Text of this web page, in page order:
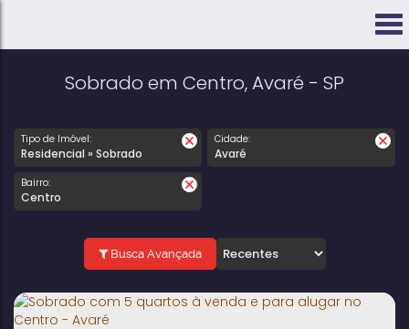
Sobrado em Centro, Avaré - SP
Tipo de Imóvel:
Residencial » Sobrado
Cidade:
Avaré
Bairro:
Centro
Busca Avançada